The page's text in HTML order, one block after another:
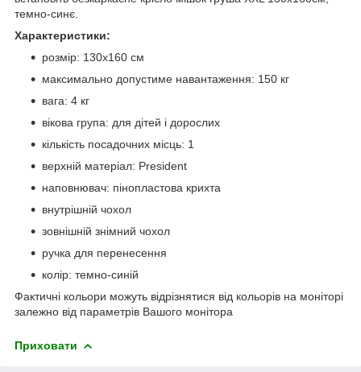
темно-синє.
Характеристики:
розмір: 130х160 см
максимально допустиме навантаження: 150 кг
вага: 4 кг
вікова група: для дітей і дорослих
кількість посадочних місць: 1
верхній матеріал: President
наповнювач: пінопластова крихта
внутрішній чохол
зовнішній знімний чохол
ручка для перенесення
колір: темно-синій
Фактичні кольори можуть відрізнятися від кольорів на моніторі
залежно від параметрів Вашого монітора
Приховати